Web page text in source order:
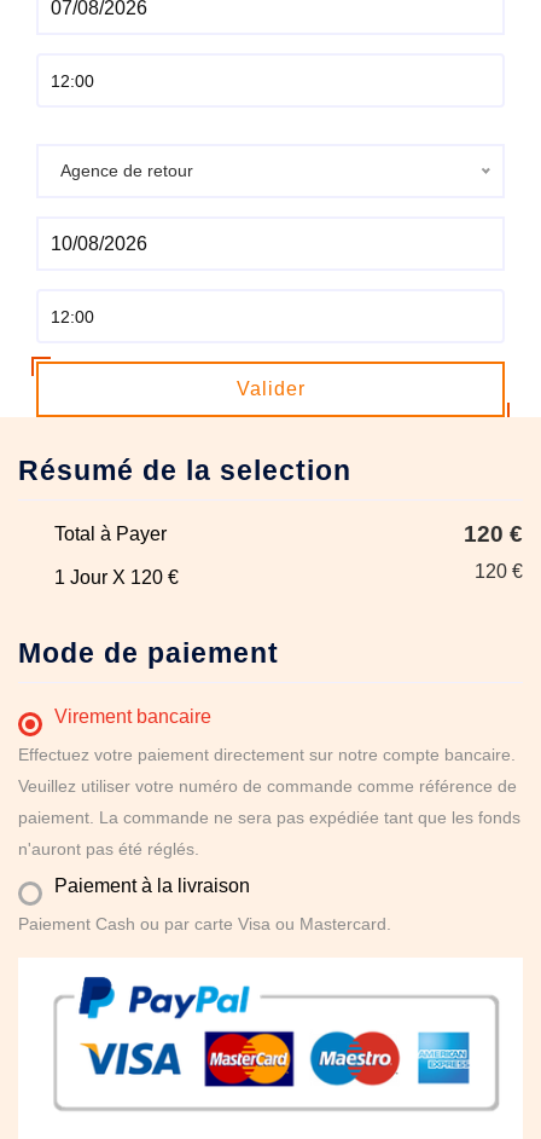
Agence de retour
Valider
Résumé de la selection
Total à Payer 120 €
1 Jour X 120 € 120 €
Mode de paiement
Virement bancaire
Effectuez votre paiement directement sur notre compte bancaire.
Veuillez utiliser votre numéro de commande comme référence de
paiement. La commande ne sera pas expédiée tant que les fonds
n'auront pas été réglés.
Paiement à la livraison
Paiement Cash ou par carte Visa ou Mastercard.